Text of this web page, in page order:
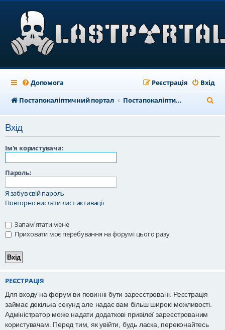
Допомога Вхід
Реєстрація
Постапокаліптичний портал
Постапокаліптичний форум
о
Вхід
Ім'я користувача:
Пароль:
Я забув свій пароль
Повторно вислати лист активації
Запам'ятати мене
Приховати моє перебування на форумі цього разу
РЕЄСТРАЦІЯ
Для входу на форум ви повинні бути зареєстровані. Реєстрація
займає декілька секунд але надає вам більш широкі можливості.
Адміністратор може надати додаткові привілеї зареєстрованим
користувачам. Перед тим, як увійти, будь ласка, переконайтесь